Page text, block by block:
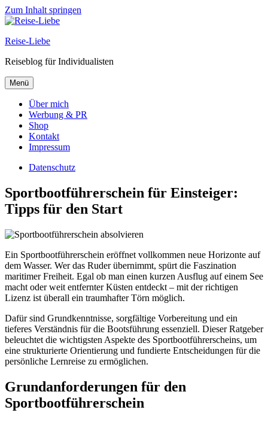
Zum Inhalt springen
Reise-Liebe
Reiseblog für Individualisten
Menü
Über mich
Werbung & PR
Shop
Kontakt
Impressum
Datenschutz
Sportbootführerschein für Einsteiger:
Tipps für den Start
Ein Sportbootführerschein eröffnet vollkommen neue Horizonte auf
dem Wasser. Wer das Ruder übernimmt, spürt die Faszination
maritimer Freiheit. Egal ob man einen kurzen Ausflug auf einem See
macht oder weit entfernter Küsten entdeckt – mit der richtigen
Lizenz ist überall ein traumhafter Törn möglich.
Dafür sind Grundkenntnisse, sorgfältige Vorbereitung und ein
tieferes Verständnis für die Bootsführung essenziell. Dieser Ratgeber
beleuchtet die wichtigsten Aspekte des Sportbootführerscheins, um
eine strukturierte Orientierung und fundierte Entscheidungen für die
persönliche Lernreise zu ermöglichen.
Grundanforderungen für den
Sportbootführerschein